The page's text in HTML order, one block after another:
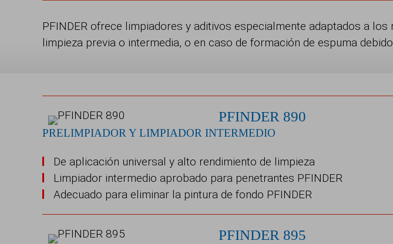
PFINDER ofrece limpiadores y aditivos especialmente adaptados a
limpieza previa o intermedia, o en caso de formación de espuma
PFINDER 890
PRELIMPIADOR Y LIMPIADOR INTERMEDIO
De aplicación universal y alto rendimiento de limpieza
Limpiador intermedio aprobado para penetrantes PFINDER
Adecuado para eliminar la pintura de fondo PFINDER
PFINDER 895